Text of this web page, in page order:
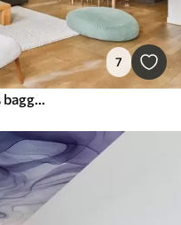
7